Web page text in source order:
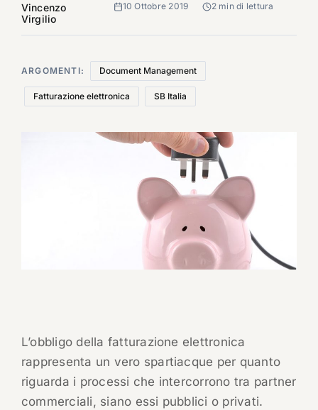
Vincenzo
Virgilio
10 Ottobre 2019 2 min di lettura
ARGOMENTI: Document Management
Fatturazione elettronica SB Italia
L’obbligo della fatturazione elettronica
rappresenta un vero spartiacque per quanto
riguarda i processi che intercorrono tra partner
commerciali, siano essi pubblici o privati.